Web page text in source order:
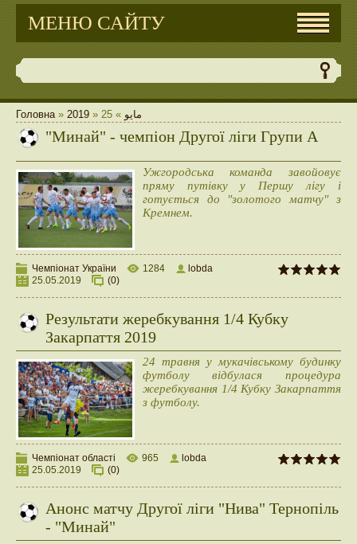
МЕНЮ САЙТУ
Головна» 2019 » مايو »
25
"Минай" - чемпіон Другої ліги Групи А
Ужгородська команда завойовує
пряму путівку у Першу лігу і
готується до "золотого матчу" з
Кремнем.
Чемпіонат України 1284
lobda
25.05.2019
(0)
Результати жеребкування 1/4 Кубку
Закарпаття 2019
24 травня у мукачівському будинку
футболу відбулася процедура
жеребкування 1/4 Кубку Закарпаття
з футболу.
Чемпіонат області 965
lobda
25.05.2019
(0)
Анонс матчу Другої ліги "Нива" Тернопіль
- "Минай"